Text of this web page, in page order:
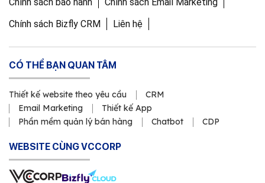
Chính sách Bizfly CRM
Liên hệ
CÓ THỂ BẠN QUAN TÂM
Thiết kế website theo yêu cầu
CRM
Email Marketing
Thiết kế App
Phần mềm quản lý bán hàng
Chatbot CDP
WEBSITE CÙNG VCCORP